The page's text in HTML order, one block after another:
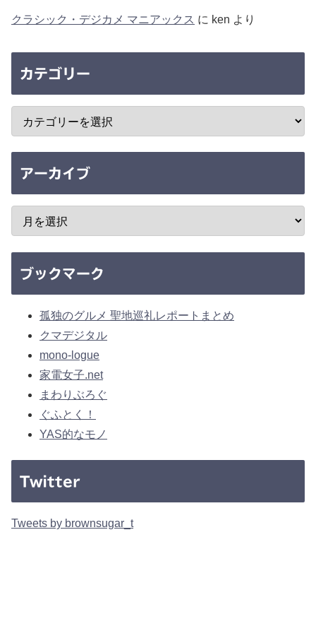
クラシック・デジカメ マニアックス に ken より
カテゴリー
アーカイブ
ブックマーク
孤独のグルメ 聖地巡礼レポートまとめ
クマデジタル
mono-logue
家電女子.net
まわりぶろぐ
ぐふとく！
YAS的なモノ
Twitter
Tweets by brownsugar_t